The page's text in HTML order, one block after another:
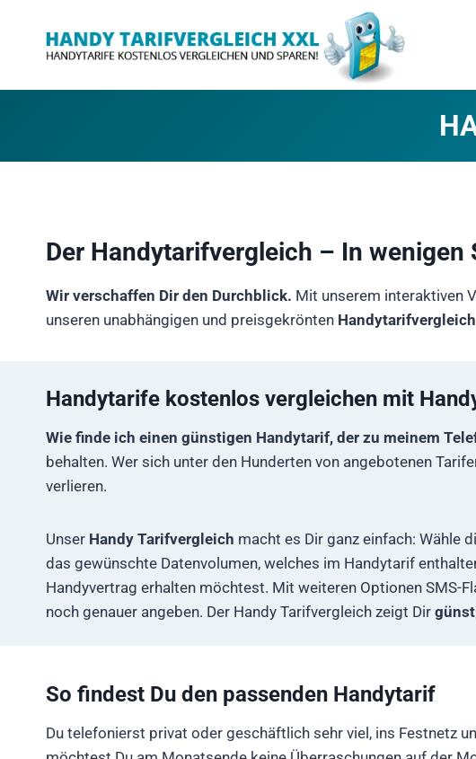
springen
Der Handytarifvergleich – In
Wir verschaffen Dir den Durchblick. Mit unserem interaktiven
unseren unabhängigen und preisgekrönten Handytarifvergleich
Handytarife kostenlos vergleichen mit
Wie finde ich einen günstigen Handytarif, der zu meinem
behalten. Wer sich unter den Hunderten von angebotenen
verlieren.
Unser Handy Tarifvergleich macht es Dir ganz einfach: Wähle
das gewünschte Datenvolumen, welches im Handytarif
Handyvertrag erhalten möchtest. Mit weiteren Optionen SMS-
noch genauer angeben. Der Handy Tarifvergleich zeigt Dir
So findest Du den passenden Handytarif
Du telefonierst privat oder geschäftlich sehr viel, ins Festnetz